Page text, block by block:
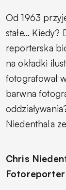
Od 1963
stałe...
reporterska
na okładki
fotografował
barwna
Niedenthala
Chris
Fotoreporter